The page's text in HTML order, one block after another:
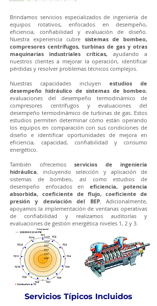
Brindamos servicios especializados de ingeniería de
equipos rotativos, enfocados en desempeño,
eficiencia, confiabilidad y evaluación de diseño.
Nuestra experiencia cubre sistemas de bombeo,
compresores centrífugos, turbinas de gas y otras
maquinarias industriales críticas,ayudando a
nuestros clientes a mejorar la operación, identificar
pérdidas y resolver problemas técnicos complejos.
Nuestras capacidades incluyen estudios de
desempeño hidráulico de sistemas de bombeo,
evaluaciones del desempeño termodinámico de
compresores centrífugos y evaluaciones del
desempeño termodinámico de turbinas de gas. Estos
estudios permiten determinar cómo están operando
los equipos en comparación con sus condiciones de
diseño e identificar oportunidades de mejora en
eficiencia, capacidad, confiabilidad y consumo
energético.
También ofrecemos servicios de ingeniería
hidráulica, incluyendoselección y aplicación de
sistemas de bombeo, así como estudios de
desempeño enfocados en eficiencia, potencia
absorbida, coeficiente de flujo, coeficiente de
presión y desviación del BEP.Adicionalmente,
apoyamos la implementación de ventanas operativas
de confiabilidad y realizamos auditorías y
evaluaciones de gestión energética niveles 1, 2 y 3.
Servicios Típicos Incluidos